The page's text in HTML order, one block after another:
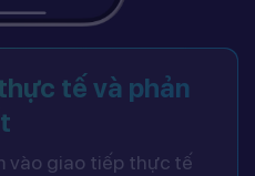
tế và phản
vào giao tiếp thực tế